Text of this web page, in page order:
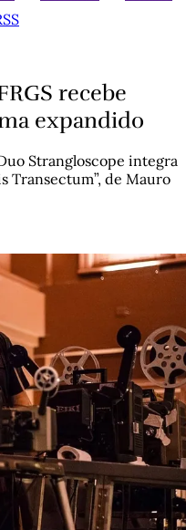
recebe
expandido
Strangloscope integra
Transectum”, de Mauro